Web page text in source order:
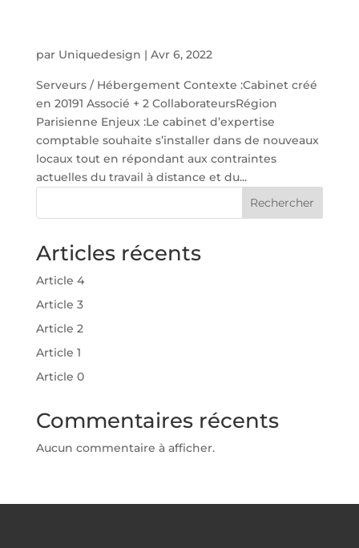
par Uniquedesign | Avr 6, 2022
Serveurs / Hébergement Contexte :Cabinet créé
en 20191 Associé + 2 CollaborateursRégion
Parisienne Enjeux :Le cabinet d’expertise
comptable souhaite s’installer dans de nouveaux
locaux tout en répondant aux contraintes
actuelles du travail à distance et du...
Rechercher
Articles récents
Article 4
Article 3
Article 2
Article 1
Article 0
Commentaires récents
Aucun commentaire à afficher.